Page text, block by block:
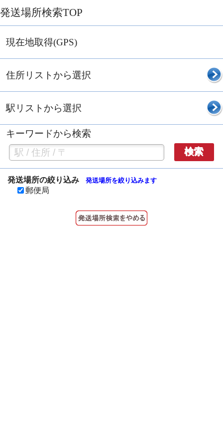
発送場所検索TOP
現在地取得(GPS)
住所リストから選択
駅リストから選択
キーワードから検索
検索
発送場所の絞り込み 発送場所を絞り込みます
郵便局